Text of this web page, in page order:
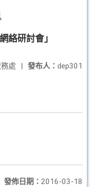
絡研討會」
發布人： dep301
處 |
發佈日期： 2016-03-18